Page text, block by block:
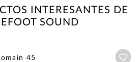
INTERESANTES DE
SOUND
45